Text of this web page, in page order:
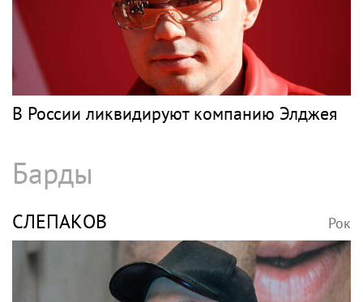
В России ликвидируют компанию Элджея
Барды
СЛЕПАКОВ Рок